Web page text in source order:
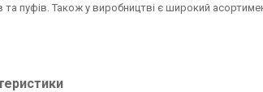
та пуфів. Також у виробництві є широкий